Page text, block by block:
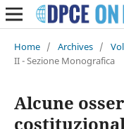
Home / Archives /
II - Sezione Monografica
Alcune